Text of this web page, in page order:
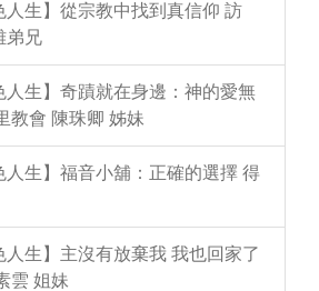
人生】從宗教中找到真信仰 訪
弟兄
人生】奇蹟就在身邊：神的愛無
教會 陳珠卿 姊妹
人生】福音小舖：正確的選擇 得
生】主沒有放棄我 我也回家了
雲 姐妹